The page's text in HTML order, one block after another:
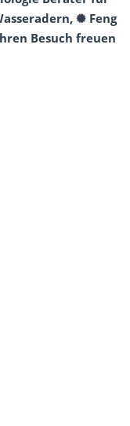
✺ Feng
Besuch freuen